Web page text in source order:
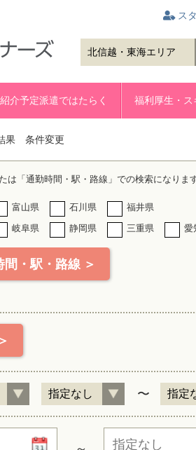
ス
紹介予定派遣ではたらく 福利厚生・
果 条件変更
は「通勤時間・駅・路線」での検索になります
富山県 石川県
福井県
岐阜県 静岡県 三重県 愛
間・駅・路線 ＞
〜